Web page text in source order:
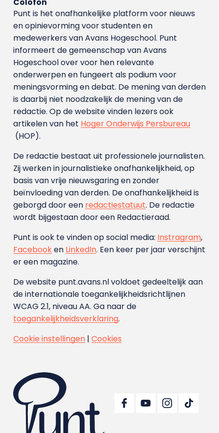
Punt is het onafhankelijke platform voor nieuws
en opinievorming voor studenten en
medewerkers van Avans Hoge­school. Punt
informeert de gemeenschap van Avans
Hogeschool over voor hen relevante
onderwerpen en fungeert als podium voor
meningsvorming en debat. De mening van derden
is daarbij niet noodzakelijk de mening van de
redactie. Op de website vinden lezers ook
artikelen van het Hoger Onderwijs Persbureau
(HOP).
De redactie bestaat uit professionele journalisten.
Zij werken in journalistieke onafhankelijkheid, op
basis van vrije nieuwsgaring en zonder
beïnvloeding van derden. De onafhankelijkheid is
geborgd door een redactiestatuut. De redactie
wordt bijgestaan door een Redactieraad.
Punt is ook te vinden op social media: Instragram,
Facebooken LinkedIn. Een keer per jaar verschijnt
er een magazine.
De website punt.avans.nl voldoet gedeeltelijk aan
de internationale toegankelijkheidsrichtlijnen
WCAG 2.1, niveau AA. Ga naar de
toegankelijkheidsverklaring.
Cookie instellingen| Cookies